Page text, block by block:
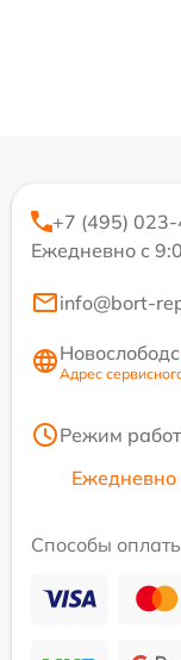
+7 (495)
Ежедневно с
info@bort-
Адрес
Режим
Ежедневно
Способы